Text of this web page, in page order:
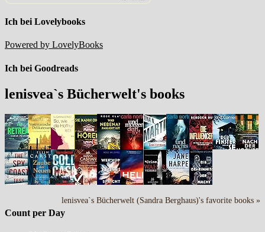
Ich bei Lovelybooks
Powered by LovelyBooks
Ich bei Goodreads
lenisvea`s Bücherwelt's books
lenisvea`s Bücherwelt (Sandra Berghaus)'s favorite books »
Count per Day